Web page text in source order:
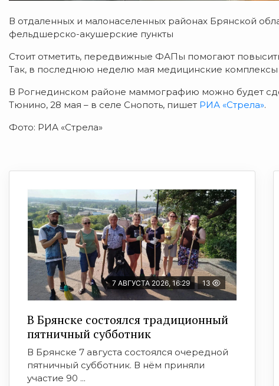
В отдаленных и малонаселенных районах Брянской
фельдшерско-акушерские пункты
Стоит отметить, передвижные ФАПы помогают
Так, в последнюю неделю мая медицинские комплексы
В Рогнединском районе маммографию можно будет
Тюнино, 28 мая – в селе Снопоть, пишет РИА «Стрела».
Фото: РИА «Стрела»
7 АВГУСТА 2026, 16:29 13
В Брянске состоялся традиционный
пятничный субботник
В Брянске 7 августа состоялся очередной
пятничный субботник. В нём приняли
участие 90 ...